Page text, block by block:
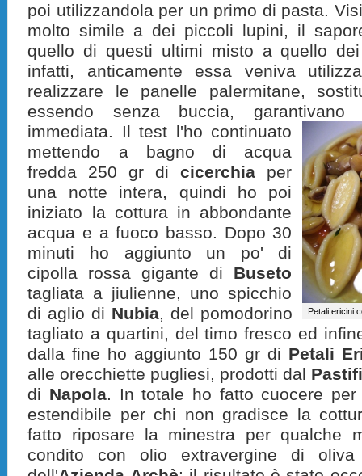
poi utilizzandola per un primo di pasta.
molto simile a dei piccoli lupini, il
quello di questi ultimi misto a quello
infatti, anticamente essa veniva
realizzare le panelle palermitane,
essendo senza buccia,
immediata.
Petali ericini
Il test l'ho continuato
mettendo a bagno di acqua
fredda 250 gr dicicerchia per
una notte intera, quindi ho poi
iniziato la cottura in abbondante
acqua e a fuoco basso. Dopo 30
minuti ho aggiunto un po' di
cipolla rossa gigante di Buseto
tagliata a jiulienne, uno spicchio
di aglio di Nubia, del pomodorino
tagliato a quartini, del timo fresco ed
dalla fine ho aggiunto 150 gr di Petali
alle orecchiette pugliesi, prodottidal
di Napola. Intotale ho fatto cuocere
estendibile per chi non gradisce la
fatto riposare la minestra per qualche
condito con olio extravergine di